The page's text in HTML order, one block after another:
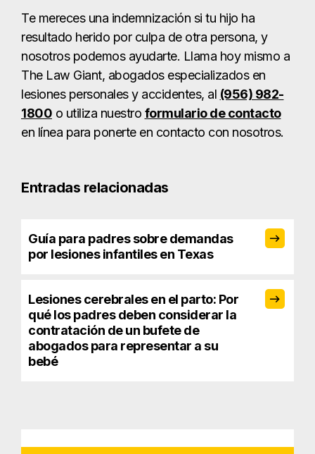
Te mereces una indemnización si tu hijo ha
resultado herido por culpa de otra persona, y
nosotros podemos ayudarte. Llama hoy mismo a
The Law Giant, abogados especializados en
lesiones personales y accidentes, al (956) 982-
1800 o utiliza nuestro formulario de contacto
en línea para ponerte en contacto con nosotros.
Entradas relacionadas
Guía para padres sobre demandas
por lesiones infantiles en Texas
Lesiones cerebrales en el parto: Por
qué los padres deben considerar la
contratación de un bufete de
abogados para representar a su
bebé